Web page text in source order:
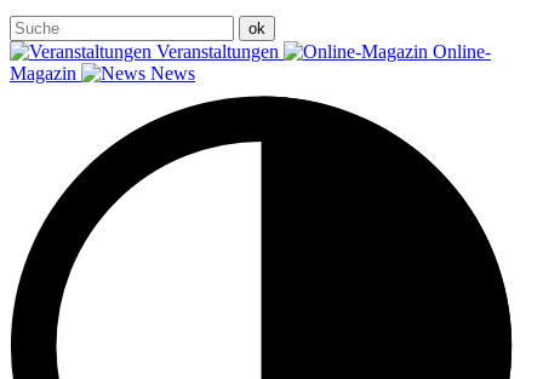
Veranstaltungen
Online-
Magazin
News